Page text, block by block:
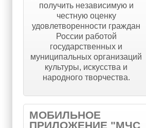
получить независимую и
честную оценку
удовлетворенности граждан
России работой
государственных и
муниципальных организаций
культуры, искусства и
народного творчества.
МОБИЛЬНОЕ
ПРИЛОЖЕНИЕ "МЧС